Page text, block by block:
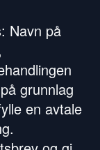
Navn på
grunnlag
en avtale